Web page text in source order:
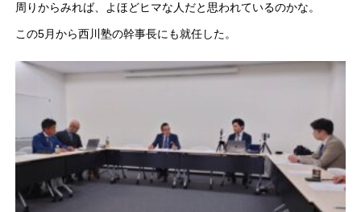
周りからみれば、よほどヒマな人だと思われているのかな。
この5月から西川塾の幹事長にも就任した。